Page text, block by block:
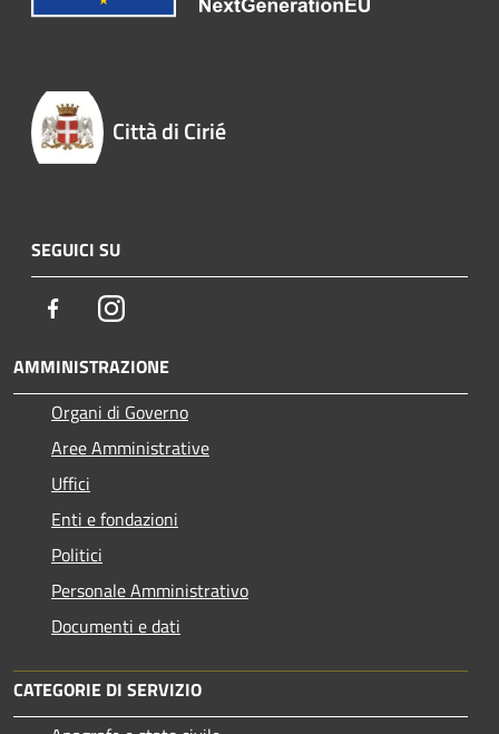
Città di Cirié
SEGUICI SU
FacebookInstagram
AMMINISTRAZIONE
Organi di Governo
Aree Amministrative
Uffici
Enti e fondazioni
Politici
Personale Amministrativo
Documenti e dati
CATEGORIE DI SERVIZIO